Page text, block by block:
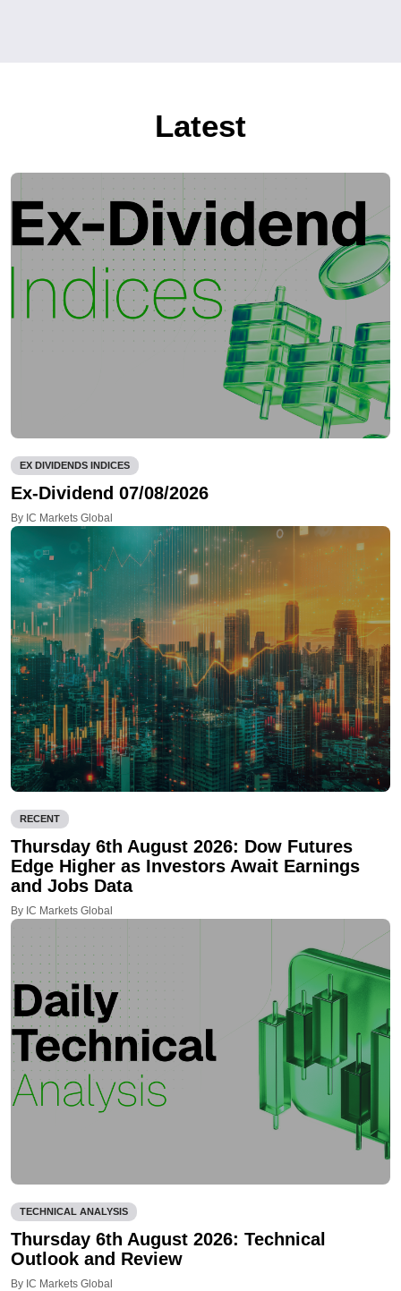
Latest
EX DIVIDENDS INDICES
Ex-Dividend 07/08/2026
By IC Markets Global
RECENT
Thursday 6th August 2026: Dow Futures
Edge Higher as Investors Await Earnings
and Jobs Data
By IC Markets Global
TECHNICAL ANALYSIS
Thursday 6th August 2026: Technical
Outlook and Review
By IC Markets Global